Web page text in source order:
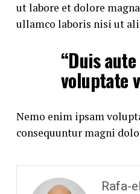
ut labore et dolore
ullamco laboris nisi ut
“Duis
voluptate
Nemo enim ipsam
consequuntur magni
Rafa-